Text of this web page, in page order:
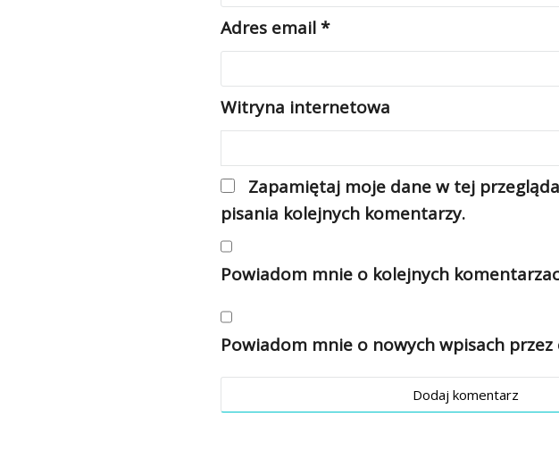
Adres email*
Witryna internetowa
Zapamiętaj moje dane w tej
pisania kolejnych komentarzy.
Powiadom mnie o kolejnych
Powiadom mnie o nowych wpisach przez